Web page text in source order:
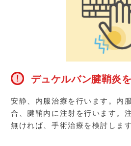
デュケルバン腱鞘炎
安静、内服治療を行います。内
合、腱鞘内に注射を行います。
無ければ、手術治療を検討します